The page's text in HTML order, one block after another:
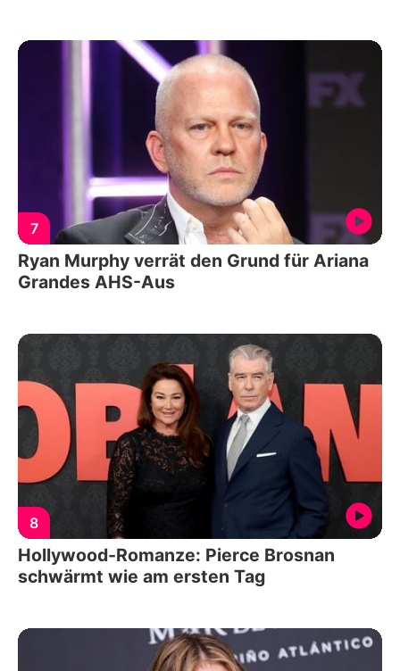
7
Ryan Murphy verrät den Grund für Ariana
Grandes AHS-Aus
8
Hollywood-Romanze: Pierce Brosnan
schwärmt wie am ersten Tag